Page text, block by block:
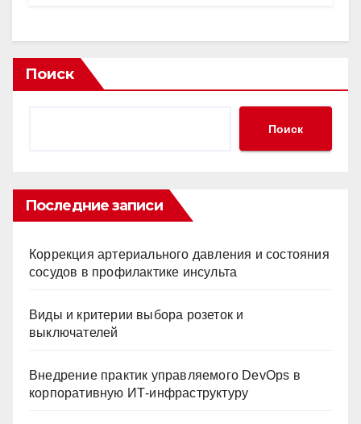
Поиск
Поиск
Последние записи
Коррекция артериального давления и состояния
сосудов в профилактике инсульта
Виды и критерии выбора розеток и
выключателей
Внедрение практик управляемого DevOps в
корпоративную ИТ-инфраструктуру